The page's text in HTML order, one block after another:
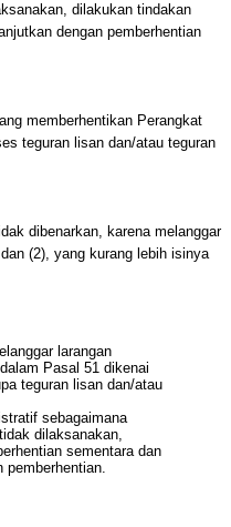
dilakukan tindakan
dengan pemberhentian
memberhentikan Perangkat
teguran lisan dan/atau teguran
dibenarkan, karena melanggar
(2), yang kurang lebih isinya
larangan
Pasal 51 dikenai
teguran lisan dan/atau
sebagaimana
dilaksanakan,
sementara dan
pemberhentian.